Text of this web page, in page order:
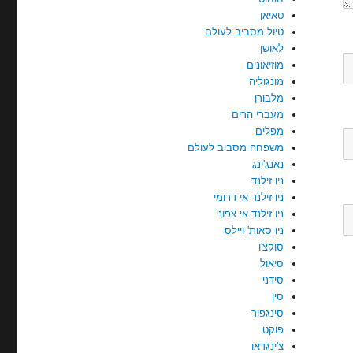
טאיאן
טיול מסביב לעולם
לאושן
מוזיאונים
מונגוליה
מלבורן
מעברי הרים
מפלים
משפחה מסביב לעולם
נאנג'ינג
ניו זילנד
ניו זילנד אי דרומי
ניו זילנד אי צפוני
ניו סאות' ויילס
סוקצ'ו
סיאול
סידני
סין
סינגפור
פוקט
צ'ינגדאו